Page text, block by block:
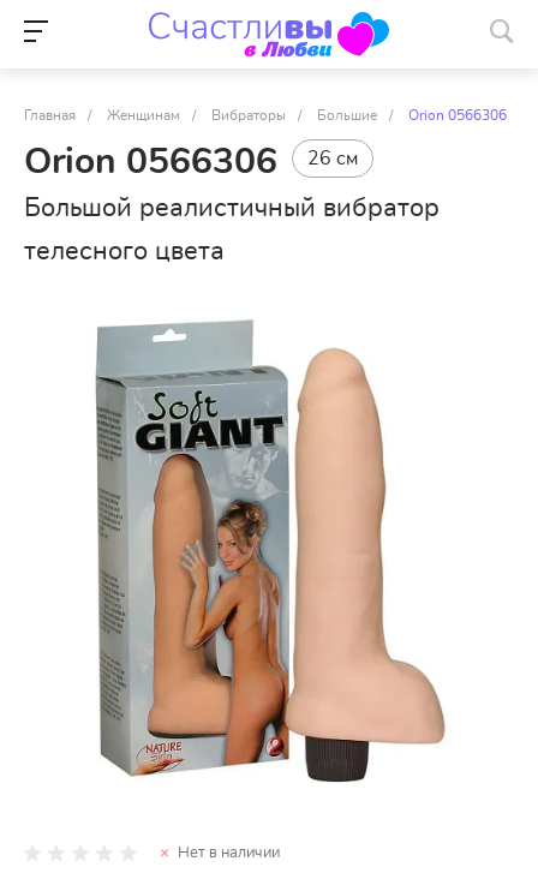
Главная / Женщинам / Вибраторы / Большие / Orion 0566306
Orion 0566306 26 см
Большой реалистичный вибратор
телесного цвета
Нет в наличии